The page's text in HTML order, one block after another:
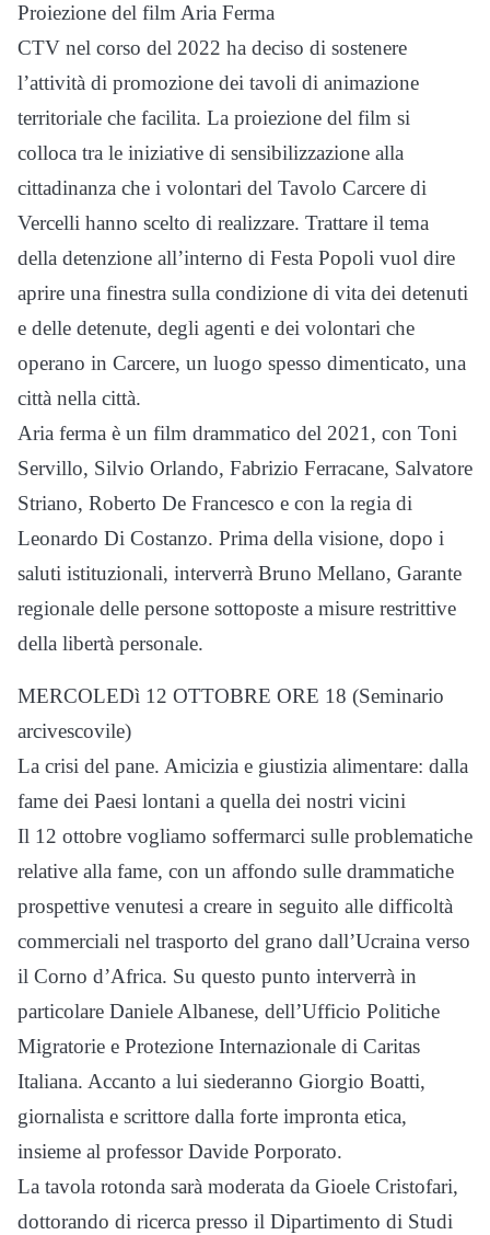
Proiezione del film Aria Ferma
CTV nel corso del 2022 ha deciso di sostenere
l’attività di promozione dei tavoli di animazione
territoriale che facilita. La proiezione del film si
colloca tra le iniziative di sensibilizzazione alla
cittadinanza che i volontari del Tavolo Carcere di
Vercelli hanno scelto di realizzare. Trattare il tema
della detenzione all’interno di Festa Popoli vuol dire
aprire una finestra sulla condizione di vita dei detenuti
e delle detenute, degli agenti e dei volontari che
operano in Carcere, un luogo spesso dimenticato, una
città nella città.
Aria ferma è un film drammatico del 2021, con Toni
Servillo, Silvio Orlando, Fabrizio Ferracane, Salvatore
Striano, Roberto De Francesco e con la regia di
Leonardo Di Costanzo. Prima della visione, dopo i
saluti istituzionali, interverrà Bruno Mellano, Garante
regionale delle persone sottoposte a misure restrittive
della libertà personale.
MERCOLEDì 12 OTTOBRE ORE 18 (Seminario
arcivescovile)
La crisi del pane. Amicizia e giustizia alimentare: dalla
fame dei Paesi lontani a quella dei nostri vicini
Il 12 ottobre vogliamo soffermarci sulle problematiche
relative alla fame, con un affondo sulle drammatiche
prospettive venutesi a creare in seguito alle difficoltà
commerciali nel trasporto del grano dall’Ucraina verso
il Corno d’Africa. Su questo punto interverrà in
particolare Daniele Albanese, dell’Ufficio Politiche
Migratorie e Protezione Internazionale di Caritas
Italiana. Accanto a lui siederanno Giorgio Boatti,
giornalista e scrittore dalla forte impronta etica,
insieme al professor Davide Porporato.
La tavola rotonda sarà moderata da Gioele Cristofari,
dottorando di ricerca presso il Dipartimento di Studi